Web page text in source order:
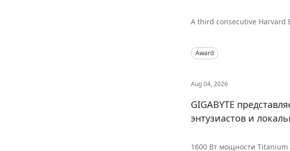
A third consecutive Harvard
Award
Aug 04, 2026
GIGABYTE
энтузиастов и
1600 Вт мощности